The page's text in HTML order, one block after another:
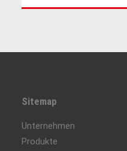
Sitemap
Unternehmen
Produkte